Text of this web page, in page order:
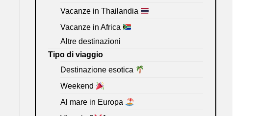
Vacanze in Thailandia
Vacanze in Africa
Altre destinazioni
Tipo di viaggio
Destinazione esotica
Weekend
Al mare in Europa